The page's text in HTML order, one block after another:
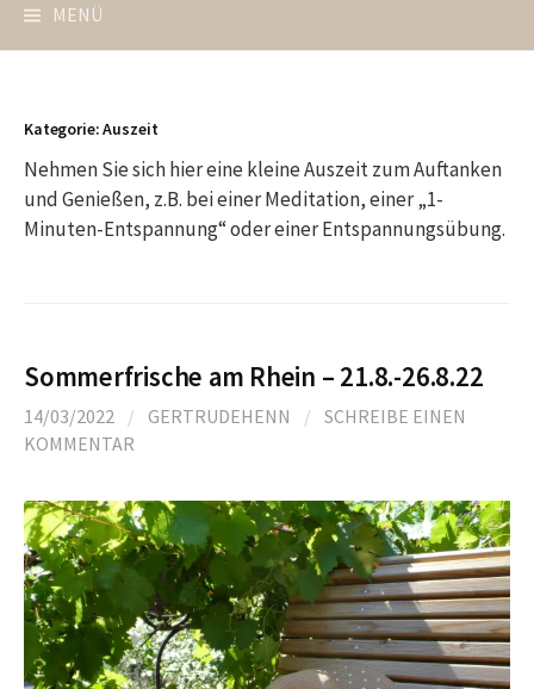
MENÜ
Kategorie:Auszeit
Nehmen Sie sich hier eine kleine Auszeit zum Auftanken
und Genießen, z.B. bei einer Meditation, einer „1-
Minuten-Entspannung“ oder einer Entspannungsübung.
Sommerfrische am Rhein – 21.8.-26.8.22
14/03/2022 / GERTRUDEHENN / SCHREIBE EINEN
KOMMENTAR